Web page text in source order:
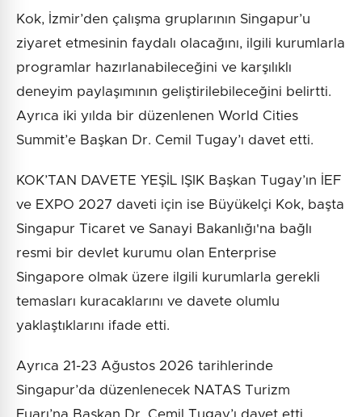
Kok, İzmir’den çalışma gruplarının Singapur’u
ziyaret etmesinin faydalı olacağını, ilgili kurumlarla
programlar hazırlanabileceğini ve karşılıklı
deneyim paylaşımının geliştirilebileceğini belirtti.
Ayrıca iki yılda bir düzenlenen World Cities
Summit’e Başkan Dr. Cemil Tugay’ı davet etti.
KOK’TAN DAVETE YEŞİL IŞIK Başkan Tugay’ın İEF
ve EXPO 2027 daveti için ise Büyükelçi Kok, başta
Singapur Ticaret ve Sanayi Bakanlığı'na bağlı
resmi bir devlet kurumu olan Enterprise
Singapore olmak üzere ilgili kurumlarla gerekli
temasları kuracaklarını ve davete olumlu
yaklaştıklarını ifade etti.
Ayrıca 21-23 Ağustos 2026 tarihlerinde
Singapur’da düzenlenecek NATAS Turizm